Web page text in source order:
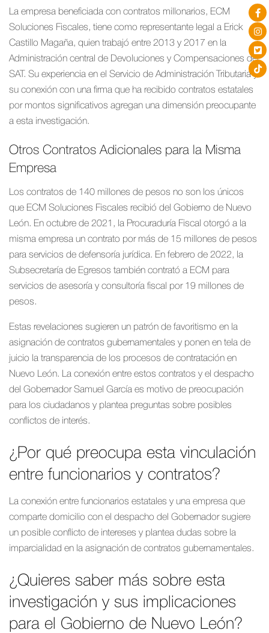
La empresa beneficiada con contratos millonarios, ECM
Soluciones Fiscales, tiene como representante legal a Erick
Castillo Magaña, quien trabajó entre 2013 y 2017 en la
Administración central de Devoluciones y Compensaciones del
SAT. Su experiencia en el Servicio de Administración Tributaria y
su conexión con una firma que ha recibido contratos estatales
por montos significativos agregan una dimensión preocupante
a esta investigación.
Otros Contratos Adicionales para la Misma
Empresa
Los contratos de 140 millones de pesos no son los únicos
que ECM Soluciones Fiscales recibió del Gobierno de Nuevo
León. En octubre de 2021, la Procuraduría Fiscal otorgó a la
misma empresa un contrato por más de 15 millones de pesos
para servicios de defensoría jurídica. En febrero de 2022, la
Subsecretaría de Egresos también contrató a ECM para
servicios de asesoría y consultoría fiscal por 19 millones de
pesos.
Estas revelaciones sugieren un patrón de favoritismo en la
asignación de contratos gubernamentales y ponen en tela de
juicio la transparencia de los procesos de contratación en
Nuevo León. La conexión entre estos contratos y el despacho
del Gobernador Samuel García es motivo de preocupación
para los ciudadanos y plantea preguntas sobre posibles
conflictos de interés.
¿Por qué preocupa esta vinculación
entre funcionarios y contratos?
La conexión entre funcionarios estatales y una empresa que
comparte domicilio con el despacho del Gobernador sugiere
un posible conflicto de intereses y plantea dudas sobre la
imparcialidad en la asignación de contratos gubernamentales.
¿Quieres saber más sobre esta
investigación y sus implicaciones
para el Gobierno de Nuevo León?